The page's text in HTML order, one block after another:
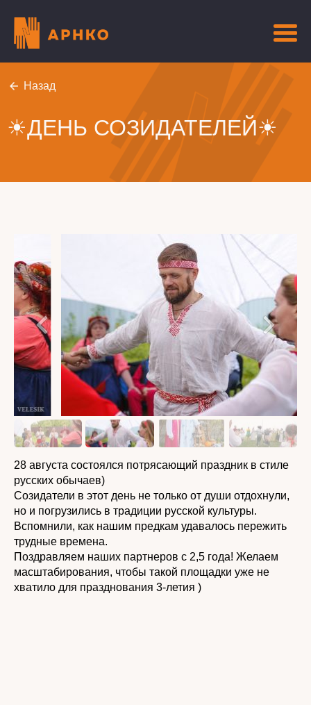
Назад
☀ДЕНЬ СОЗИДАТЕЛЕЙ☀
28 августа состоялся потрясающий праздник в стиле
русских обычаев)
Созидатели в этот день не только от души отдохнули,
но и погрузились в традиции русской культуры.
Вспомнили, как нашим предкам удавалось пережить
трудные времена.
Поздравляем наших партнеров с 2,5 года! Желаем
масштабирования, чтобы такой площадки уже не
хватило для празднования 3-летия )